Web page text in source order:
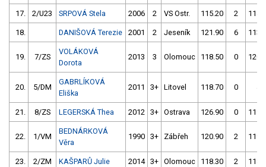
17. 2/U23 SRPOVÁ Stela 2006 2 VS Ostr. 115.20 2
18. DANIŠOVÁ Terezie 2001 2 Jeseník 121.90 6
19. 7/ZS
VOLÁKOVÁ
Dorota
2013 3 Olomouc 118.50 0
20. 5/DM
GABRLÍKOVÁ
Eliška
2011 3+ Litovel 118.70 0
21. 8/ZS LEGERSKÁ Thea 2012 3+ Ostrava 126.90 0
22. 1/VM
BEDNÁRKOVÁ
Věra
1990 3+ Zábřeh 120.90 2
23. 2/ZM KAŠPARŮ Julie 2014 3+ Olomouc 118.30 2